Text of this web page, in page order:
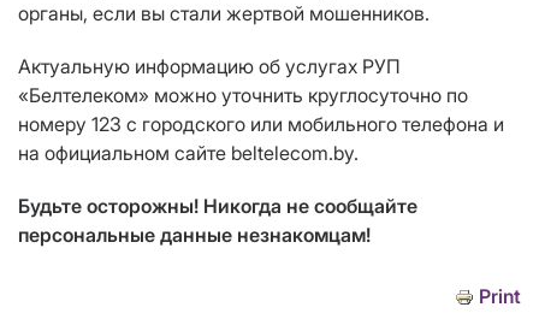
органы, если вы стали жертвой мошенников.
Актуальную информацию об услугах РУП
«Белтелеком» можно уточнить круглосуточно по
номеру 123 с городского или мобильного телефона и
на официальном сайте beltelecom.by.
Будьте осторожны! Никогда не сообщайте
персональные данные незнакомцам!
Print